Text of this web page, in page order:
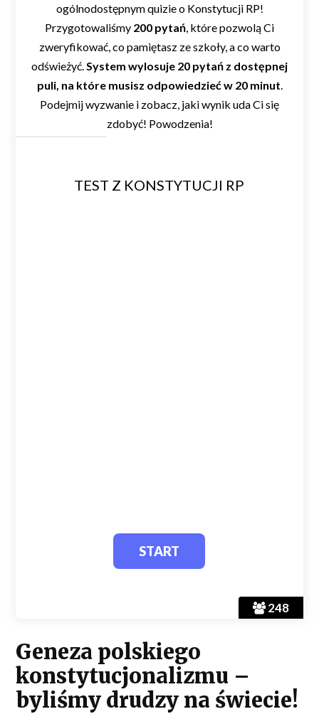
248
ogólnodostępnym quizie o Konstytucji RP!
Przygotowaliśmy 200 pytań, które pozwolą Ci
zweryfikować, co pamiętasz ze szkoły, a co warto
odświeżyć.System wylosuje 20 pytań z dostępnej
puli, na które musisz odpowiedzieć w 20 minut.
Podejmij wyzwanie i zobacz, jaki wynik uda Ci się
zdobyć! Powodzenia!
TEST Z KONSTYTUCJI RP
Geneza polskiego
konstytucjonalizmu –
byliśmy drudzy na świecie!